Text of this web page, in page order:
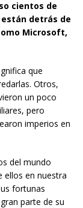
cientos de
detrás de
Microsoft,
que
Otros,
un poco
pero
imperios en
del mundo
ellos en nuestra
fortunas
parte de su